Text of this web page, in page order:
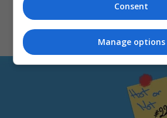
Τα (φετινά)
Πειραιώς
Consent
Manage options